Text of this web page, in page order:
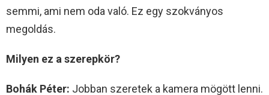
semmi, ami nem oda való. Ez egy szokványos
megoldás.
Milyen ez a szerepkör?
Bohák Péter: Jobban szeretek a kamera mögött lenni.